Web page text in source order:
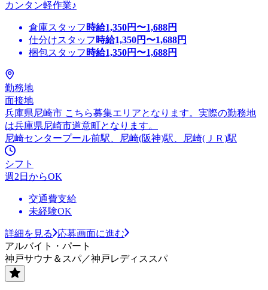
カンタン軽作業♪
倉庫スタッフ 時給1,350円〜1,688円
仕分けスタッフ 時給1,350円〜1,688円
梱包スタッフ 時給1,350円〜1,688円
勤務地
面接地
兵庫県尼崎市 こちら募集エリアとなります。実際の勤務地
は兵庫県尼崎市道意町となります。
尼崎センタープール前駅、尼崎(阪神)駅、尼崎(ＪＲ)駅
シフト
週2日からOK
交通費支給
未経験OK
詳細を見る
応募画面に進む
アルバイト・パート
神戸サウナ＆スパ／神戸レディススパ